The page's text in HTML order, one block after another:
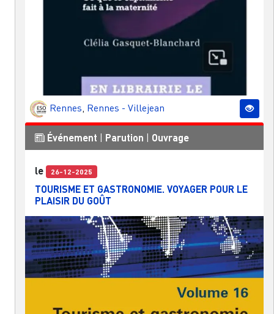
Rennes, Rennes - Villejean
Événement Parution Ouvrage
le 26-12-2025
TOURISME ET GASTRONOMIE. VOYAGER POUR LE
PLAISIR DU GOÛT